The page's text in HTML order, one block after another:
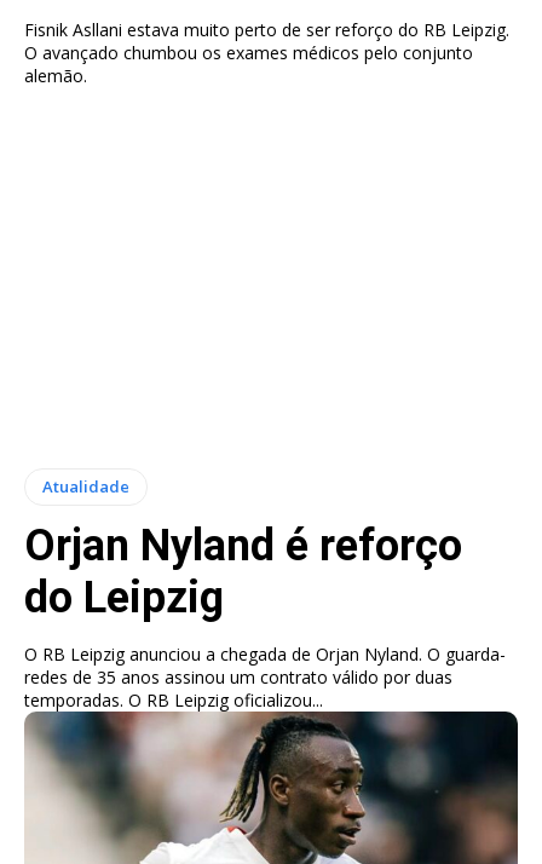
Fisnik Asllani estava muito perto de ser reforço do RB Leipzig.
O avançado chumbou os exames médicos pelo conjunto
alemão.
Atualidade
Orjan Nyland é reforço
do Leipzig
O RB Leipzig anunciou a chegada de Orjan Nyland. O guarda-
redes de 35 anos assinou um contrato válido por duas
temporadas. O RB Leipzig oficializou...